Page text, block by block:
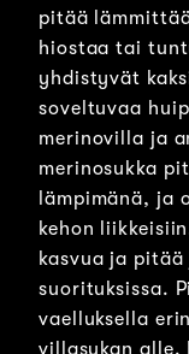
pitää
hiostaa tai
yhdistyvät
soveltuvaa
merinovilla ja
merinosukka
lämpimänä, ja
kehon
kasvua ja
suorituksissa.
vaelluksella
villasukan alle.